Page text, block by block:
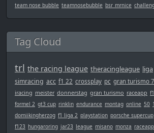
team nose bubble teamnosebubble bsr_mrnice
Tag Cloud
trl the racing league theracingleague liga
simracing acc f1 22 crossplay pc gran turismo 7
iracing meister donnerstag gran turismo raceapp
formel 2 gt3 cup rinklin endurance montag online 50
domiikingherzog f1 liga 2 playstation porsche supercup
f123 hungaroring jar23 league misano monza